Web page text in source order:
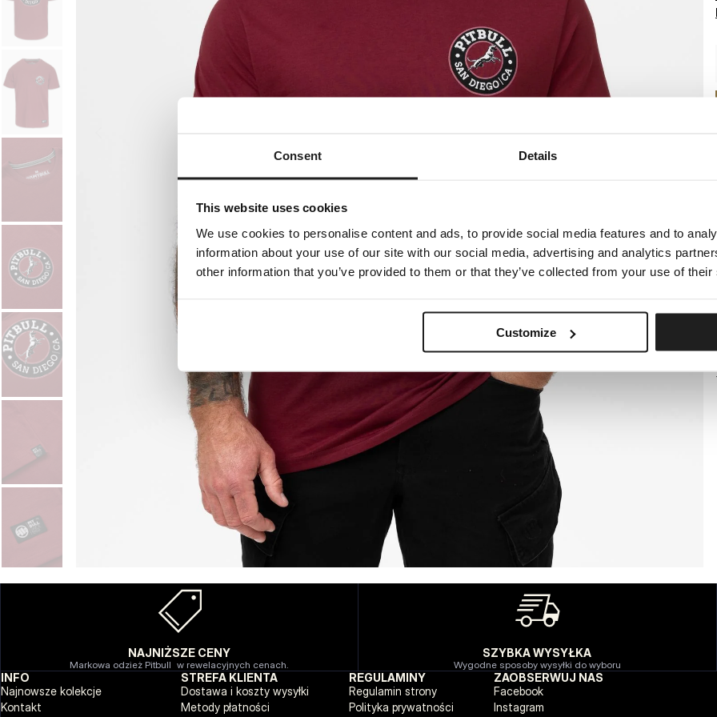
Consent Details
This website uses cookies
We use cookies to personalise content and ads, to provide social media features and to
information about your use of our site with our social media, advertising and analytics
other information that you’ve provided to them or that they’ve collected from your use of
Customize
NAJNIŻSZE CENY
Markowa odzież Pitbull w rewelacyjnych cenach.
SZYBKA WYSYŁKA
Wygodne sposoby wysyłki do wyboru
INFO
Najnowsze kolekcje
Kontakt
STREFA KLIENTA
Dostawa i koszty wysyłki
Metody płatności
REGULAMINY
Regulamin strony
Polityka prywatności
ZAOBSERWUJ NAS
Facebook
Instagram